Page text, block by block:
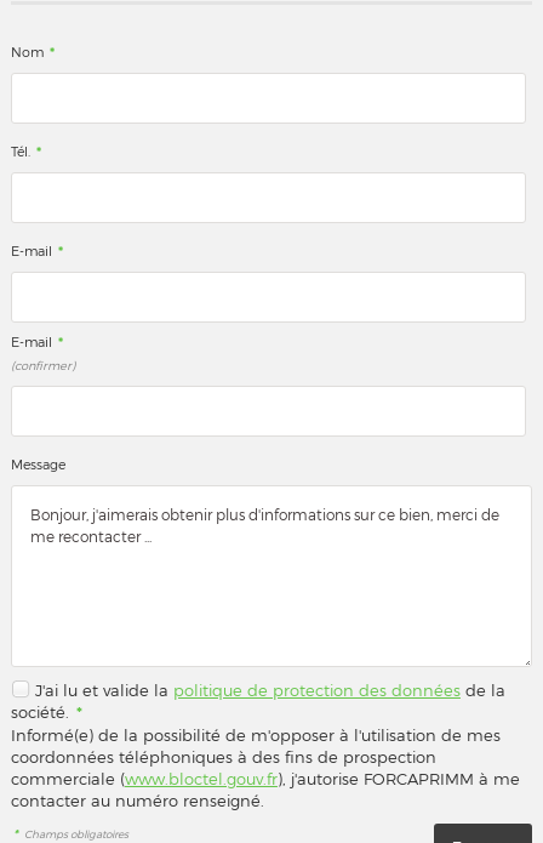
Nom *
Tél. *
E-mail *
E-mail *
(confirmer)
Message
J'ai lu et valide la politique de protection des donnéesde la
société.
*
Informé(e) de la possibilité de m'opposer à l'utilisation de mes
coordonnées téléphoniques à des fins de prospection
commerciale (www.bloctel.gouv.fr), j'autorise FORCAPRIMM à me
contacter au numéro renseigné.
* Champs obligatoires